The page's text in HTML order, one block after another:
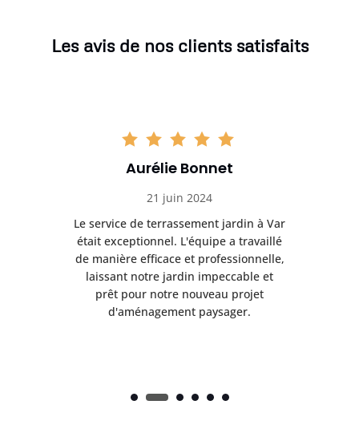
Les avis de nos clients satisfaits
Aurélie Bonnet
21 juin 2024
Le service de terrassement jardin à Var
était exceptionnel. L'équipe a travaillé
de manière efficace et professionnelle,
laissant notre jardin impeccable et
prêt pour notre nouveau projet
d'aménagement paysager.